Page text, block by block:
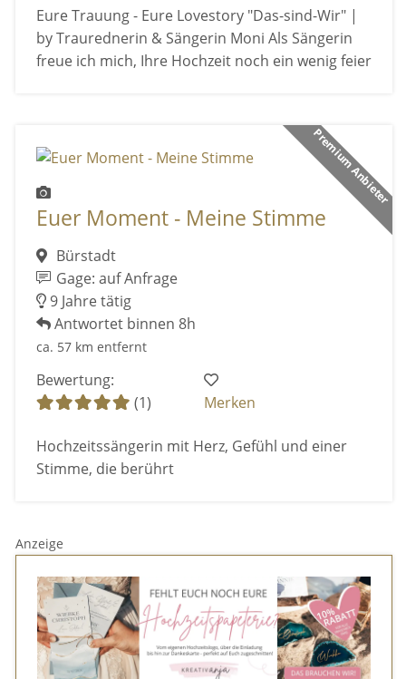
Eure Trauung - Eure Lovestory "Das-sind-Wir" |
by Traurednerin & Sängerin Moni Als Sängerin
freue ich mich, Ihre Hochzeit noch ein wenig feier
Premium Anbieter
Euer Moment - Meine Stimme
Bürstadt
Gage: auf Anfrage
9 Jahre tätig
Antwortet binnen 8h
ca. 57 km entfernt
Bewertung:
(1)
Merken
Hochzeitssängerin mit Herz, Gefühl und einer
Stimme, die berührt
Anzeige